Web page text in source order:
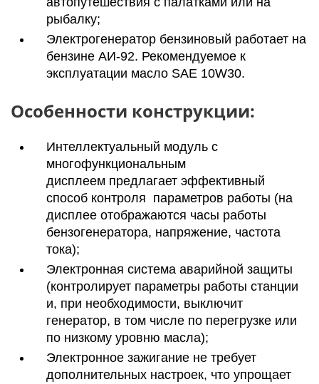
рыбалку;
Электрогенератор бензиновый работает на
бензине АИ-92. Рекомендуемое к
эксплуатации масло SAE 10W30.
Особенности конструкции:
Интеллектуальный модуль с
многофункциональным
дисплеем предлагает эффективный
способ контроля параметров работы (на
дисплее отображаются часы работы
бензогенератора, напряжение, частота
тока);
Электронная система аварийной защиты
(контролирует параметры работы станции
и, при необходимости, выключит
генератор, в том числе по перегрузке или
по низкому уровню масла);
Электронное зажигание не требует
дополнительных настроек, что упрощает